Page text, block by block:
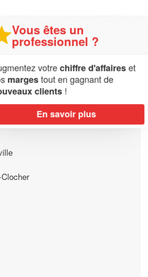
proche de Vernon
Vous êtes un
professionnel ?
votrechiffre d'affaireset
margestout en gagnant de
clients!
En savoir plus